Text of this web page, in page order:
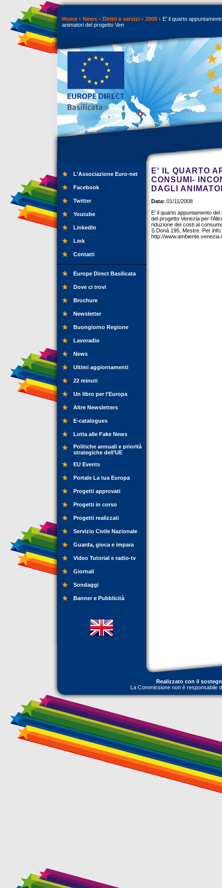
Home News Diritti e servizi 2008
E' il quarto
animatori del progetto Ven
L'Associazione Euro-net
Facebook
Twitter
Youtube
LinkedIn
Link
Contatti
Europe Direct Basilicata
Dove ci trovi
Brochure
Newsletter
Buongiorno Regione
Lavoradio
News
Ultimi aggiornamenti
22 minuti
Un libro per l'Europa
Altre Newsletters
E-catalogues
Lotta alle Fake News
Politiche annuali e priorità
strategiche dell’UE
EU Events
Portale La tua Europa
Progetti approvati
Progetti in corso
Progetti realizzati
Servizio Civile Nazionale
Guarda, gioca e impara
Video Tutorial e radio-tv
Giornali
Sondaggi
Banner e Pubblicità
E' IL QUARTO
CONSUMI-
DAGLI
Data: 01/11/2008
E' il quarto appuntamento
del progetto Venezia per
riduzione dei costi al
S.Donà 195, Mestre. Per
http://
Realizzato con il
La Commissione non è responsabile